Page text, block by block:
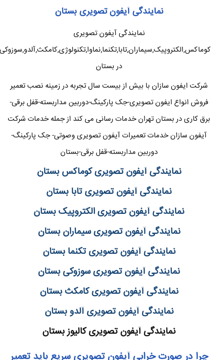
نمایندگی آیفون تصویری بستان
نمایندگی آیفون تصویری
کوماکس,الکتروپیک,سیماران,تابا,تکنما,نماوا,تکنولوژی,کامکث,آلدو,سوزوکی
در بستان
شرکت ایفون سازان با بیش از بیست سال تجربه در زمینه نصب تعمیر
فروش انواع ایفون تصویری-جک پارکینگ-دوربین مداربسته-قفل برقی-
برق کاری در بستان تهران خدمات رسانی می کند از جمله خدمات شرکت
آیفون سازان خدمات تعمیرات آیفون تصویری وصوتی- جک پارکینگ-
دوربین مداربسته-قفل برقی-بستان
نمایندگی آیفون تصویری کوماکس بستان
نمایندگی آیفون تصویری تابا بستان
نمایندگی آیفون تصویری الکتروپیک بستان
نمایندگی آیفون تصویری سیماران بستان
نمایندگی آیفون تصویری تکنما بستان
نمایندگی آیفون تصویری سوزوکی بستان
نمایندگی آیفون تصویری کامکث بستان
نمایندگی آیفون تصویری آلدو بستان
نمایندگی آیفون تصویری کالیوز بستان
چرا در صورت خرابی آیفون تصویری سریع باید تعمیر